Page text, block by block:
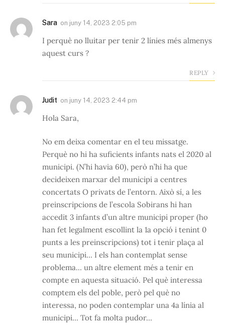
Sara on juny 14, 2023 2:05 pm
I perquè no lluitar per tenir 2 línies més almenys
aquest curs ?
REPLY
Judit on juny 14, 2023 2:44 pm
Hola Sara,
No em deixa comentar en el teu missatge.
Perquè no hi ha suficients infants nats el 2020 al
municipi. (N’hi havia 60), però n’hi ha que
decideixen marxar del municipi a centres
concertats O privats de l’entorn. Això sí, a les
preinscripcions de l’escola Sobirans hi han
accedit 3 infants d’un altre municipi proper (ho
han fet legalment escollint la 1a opció i tenint 0
punts a les preinscripcions) tot i tenir plaça al
seu municipi… I els han contemplat sense
problema… un altre element més a tenir en
compte en aquesta situació. Pel què interessa
comptem els del poble, però pel què no
interessa, no poden contemplar una 4a línia al
municipi… Tot fa molta pudor…